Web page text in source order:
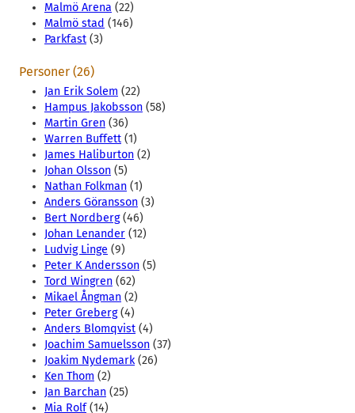
Malmö Arena (22)
Malmö stad (146)
Parkfast (3)
Personer (26)
Jan Erik Solem (22)
Hampus Jakobsson (58)
Martin Gren (36)
Warren Buffett (1)
James Haliburton (2)
Johan Olsson (5)
Nathan Folkman (1)
Anders Göransson (3)
Bert Nordberg(46)
Johan Lenander (12)
Ludvig Linge (9)
Peter K Andersson (5)
Tord Wingren (62)
Mikael Ångman (2)
Peter Greberg(4)
Anders Blomqvist (4)
Joachim Samuelsson (37)
Joakim Nydemark(26)
Ken Thom (2)
Jan Barchan (25)
Mia Rolf(14)